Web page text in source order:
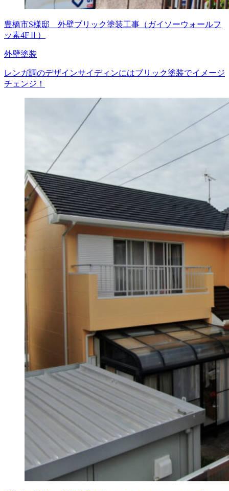
豊橋市S様邸 外壁ブリック塗装工事（ガイソーウォールフ
ッ素4FⅡ）
外壁塗装
レンガ調のデザインサイディンにはブリック塗装でイメージ
チェンジ！